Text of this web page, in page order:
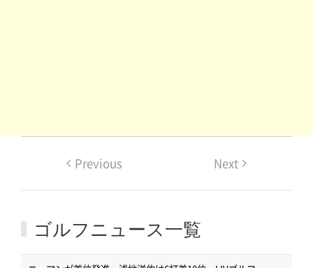
Previous Next
ゴルフニュース一覧